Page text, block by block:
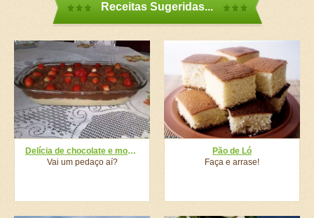
Receitas Sugeridas...
Delícia de chocolate e morango
Vai um pedaço aí?
Pão de Ló
Faça e arrase!